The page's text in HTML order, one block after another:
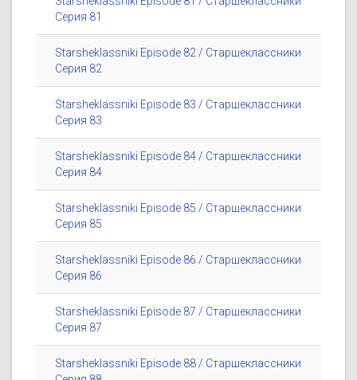
Серия 81
Starsheklassniki Episode 82 / Старшеклассники
Серия 82
Starsheklassniki Episode 83 / Старшеклассники
Серия 83
Starsheklassniki Episode 84 / Старшеклассники
Серия 84
Starsheklassniki Episode 85 / Старшеклассники
Серия 85
Starsheklassniki Episode 86 / Старшеклассники
Серия 86
Starsheklassniki Episode 87 / Старшеклассники
Серия 87
Starsheklassniki Episode 88 / Старшеклассники